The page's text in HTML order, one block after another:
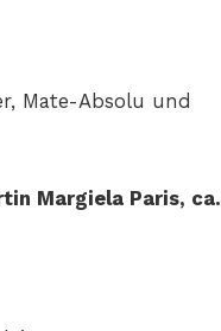
Mate-Absolu und
Margiela Paris, ca.